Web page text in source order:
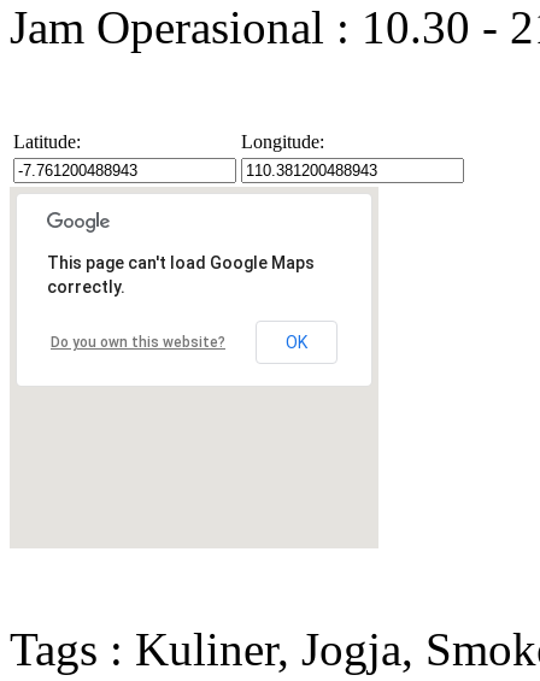
Jam Operasional : 10.30 -
Latitude: Longitude:
This page can't load Google Maps
correctly.
Do you own this website? OK
Tags : Kuliner, Jogja,